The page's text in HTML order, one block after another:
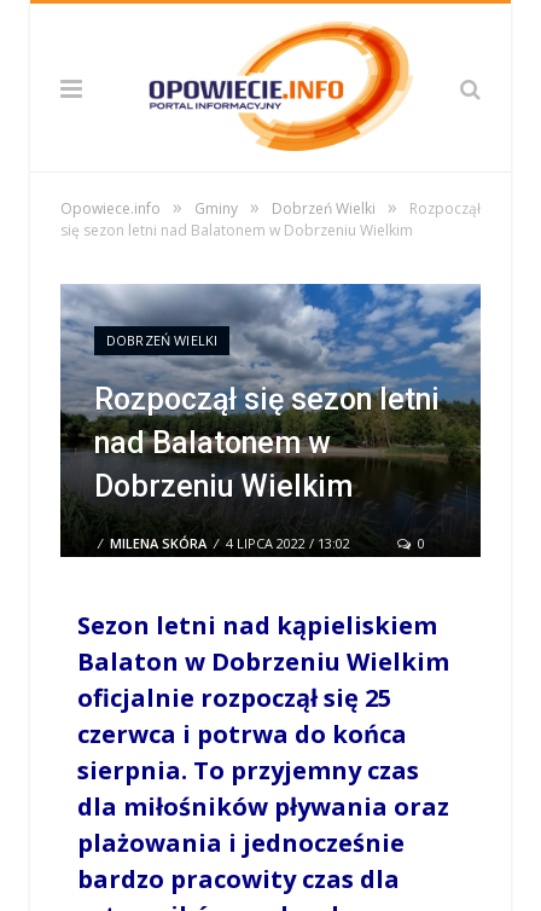
Opowiece.info » Gminy » Dobrzeń Wielki »
Rozpoczął
się sezon letni nad Balatonem w Dobrzeniu Wielkim
DOBRZEŃ WIELKI
Rozpoczął się sezon letni
nad Balatonem w
Dobrzeniu Wielkim
/ MILENA SKÓRA / 4 LIPCA 2022 / 13:02
0
COMMENTS
Sezon letni nad kąpieliskiem
Balaton w Dobrzeniu Wielkim
oficjalnie rozpoczął się 25
czerwca i potrwa do końca
sierpnia. To przyjemny czas
dla miłośników pływania oraz
plażowania i jednocześnie
bardzo pracowity czas dla